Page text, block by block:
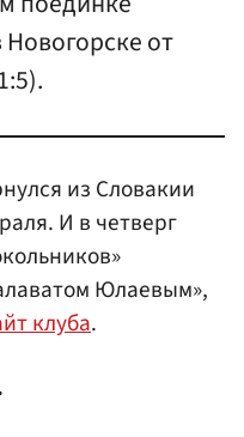
от
из Словакии
И в четверг
Юлаевым»,
клуба.